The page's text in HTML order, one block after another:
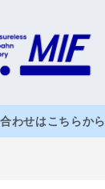
わせはこちらから